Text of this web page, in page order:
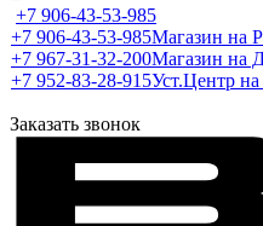
+7 906-43-53-985
+7 906-43-53-985Магазин на
+7 967-31-32-200Магазин на
+7 952-83-28-915Уст.Центр
Заказать звонок